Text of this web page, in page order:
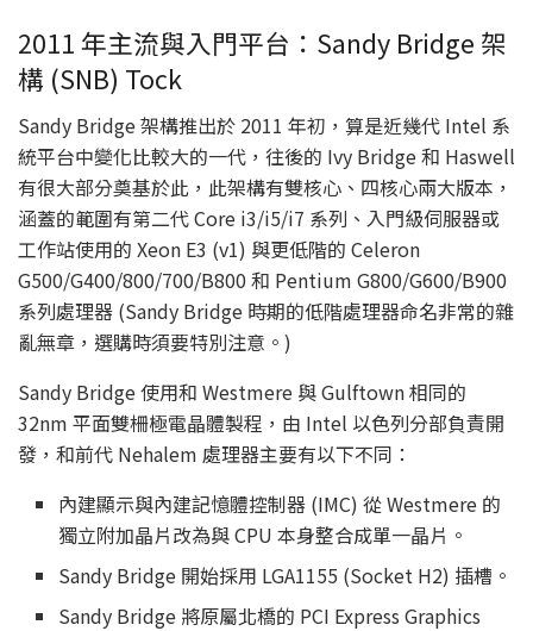
2011 年主流與入門平台：Sandy Bridge 架
構 (SNB) Tock
Sandy Bridge 架構推出於 2011 年初，算是近幾代 Intel 系
統平台中變化比較大的一代，往後的 Ivy Bridge 和 Haswell
有很大部分奠基於此，此架構有雙核心、四核心兩大版本，
涵蓋的範圍有第二代 Core i3/i5/i7 系列、入門級伺服器或
工作站使用的 Xeon E3 (v1) 與更低階的 Celeron
G500/G400/800/700/B800 和 Pentium G800/G600/B900
系列處理器 (Sandy Bridge 時期的低階處理器命名非常的雜
亂無章，選購時須要特別注意。)
Sandy Bridge 使用和 Westmere 與 Gulftown 相同的
32nm 平面雙柵極電晶體製程，由 Intel 以色列分部負責開
發，和前代 Nehalem 處理器主要有以下不同：
內建顯示與內建記憶體控制器 (IMC) 從 Westmere 的
獨立附加晶片改為與 CPU 本身整合成單一晶片。
Sandy Bridge 開始採用 LGA1155 (Socket H2) 插槽。
Sandy Bridge 將原屬北橋的 PCI Express Graphics